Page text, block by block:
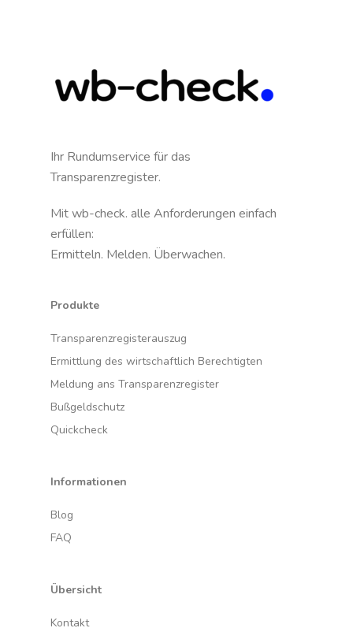
Ihr Rundumservice für das
Transparenzregister.
Mit wb-check. alle Anforderungen einfach
erfüllen:
Ermitteln. Melden. Überwachen.
Produkte
Transparenzregisterauszug
Ermittlung des wirtschaftlich Berechtigten
Meldung ans Transparenzregister
Bußgeldschutz
Quickcheck
Informationen
Blog
FAQ
Übersicht
Kontakt